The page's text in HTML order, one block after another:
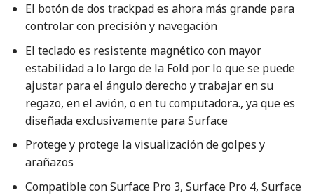
El botón de dos trackpad es ahora más grande para
controlar con precisión y navegación
El teclado es resistente magnético con mayor
estabilidad a lo largo de la Fold por lo que se puede
ajustar para el ángulo derecho y trabajar en su
regazo, en el avión, o en tu computadora., ya que es
diseñada exclusivamente para Surface
Protege y protege la visualización de golpes y
arañazos
Compatible con Surface Pro 3, Surface Pro 4, Surface